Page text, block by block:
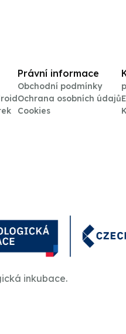
Právní informace
Obchodní podmínky
Ochrana osobních údajů
Cookies
inkubace.